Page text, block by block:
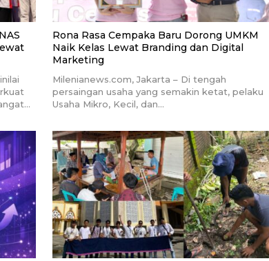
Rona Rasa Cempaka Baru Dorong UMKM
Naik Kelas Lewat Branding dan Digital
Marketing
Milenianews.com, Jakarta – Di tengah
persaingan usaha yang semakin ketat, pelaku
Usaha Mikro, Kecil, dan…